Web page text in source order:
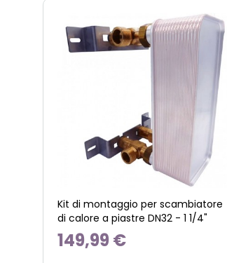
Kit di montaggio per scambiatore
di calore a piastre DN32 - 1 1/4"
149,99 €